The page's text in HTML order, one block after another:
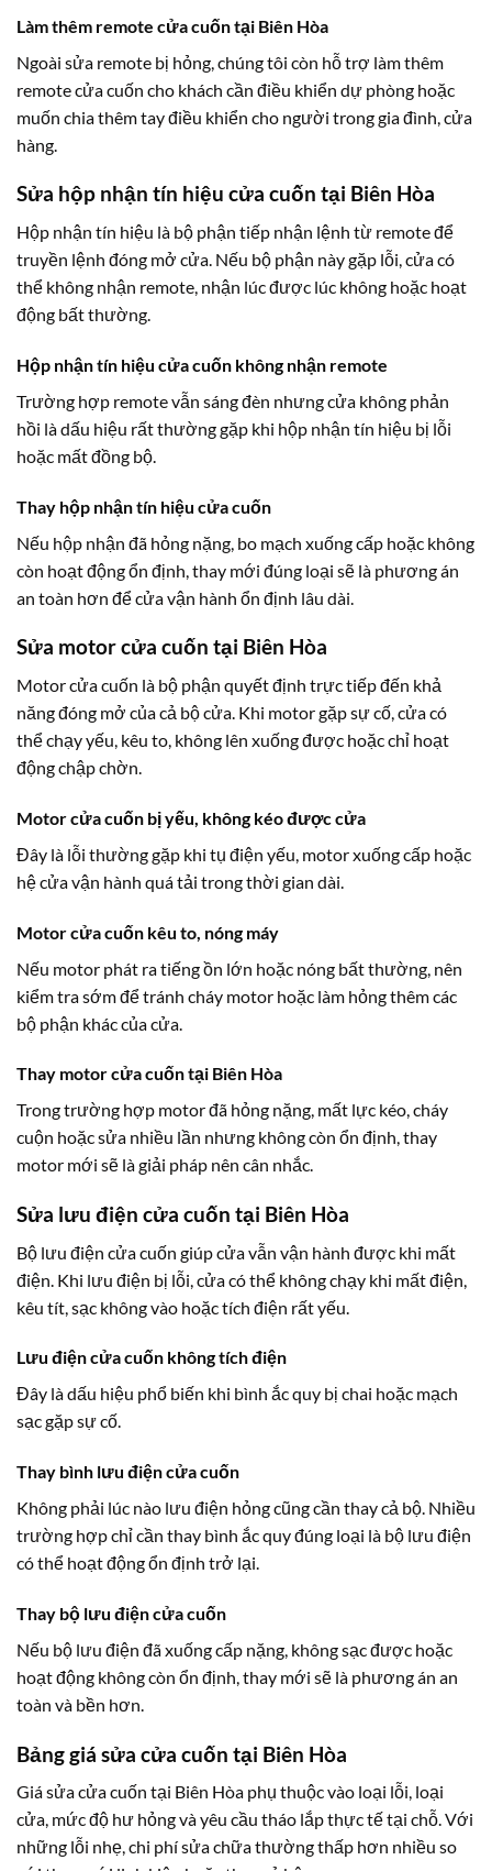
Làm thêm remote cửa cuốn tại Biên Hòa
Ngoài sửa remote bị hỏng, chúng tôi còn hỗ trợ làm thêm
remote cửa cuốn cho khách cần điều khiển dự phòng hoặc
muốn chia thêm tay điều khiển cho người trong gia đình, cửa
hàng.
Sửa hộp nhận tín hiệu cửa cuốn tại Biên Hòa
Hộp nhận tín hiệu là bộ phận tiếp nhận lệnh từ remote để
truyền lệnh đóng mở cửa. Nếu bộ phận này gặp lỗi, cửa có
thể không nhận remote, nhận lúc được lúc không hoặc hoạt
động bất thường.
Hộp nhận tín hiệu cửa cuốn không nhận remote
Trường hợp remote vẫn sáng đèn nhưng cửa không phản
hồi là dấu hiệu rất thường gặp khi hộp nhận tín hiệu bị lỗi
hoặc mất đồng bộ.
Thay hộp nhận tín hiệu cửa cuốn
Nếu hộp nhận đã hỏng nặng, bo mạch xuống cấp hoặc không
còn hoạt động ổn định, thay mới đúng loại sẽ là phương án
an toàn hơn để cửa vận hành ổn định lâu dài.
Sửa motor cửa cuốn tại Biên Hòa
Motor cửa cuốn là bộ phận quyết định trực tiếp đến khả
năng đóng mở của cả bộ cửa. Khi motor gặp sự cố, cửa có
thể chạy yếu, kêu to, không lên xuống được hoặc chỉ hoạt
động chập chờn.
Motor cửa cuốn bị yếu, không kéo được cửa
Đây là lỗi thường gặp khi tụ điện yếu, motor xuống cấp hoặc
hệ cửa vận hành quá tải trong thời gian dài.
Motor cửa cuốn kêu to, nóng máy
Nếu motor phát ra tiếng ồn lớn hoặc nóng bất thường, nên
kiểm tra sớm để tránh cháy motor hoặc làm hỏng thêm các
bộ phận khác của cửa.
Thay motor cửa cuốn tại Biên Hòa
Trong trường hợp motor đã hỏng nặng, mất lực kéo, cháy
cuộn hoặc sửa nhiều lần nhưng không còn ổn định, thay
motor mới sẽ là giải pháp nên cân nhắc.
Sửa lưu điện cửa cuốn tại Biên Hòa
Bộ lưu điện cửa cuốn giúp cửa vẫn vận hành được khi mất
điện. Khi lưu điện bị lỗi, cửa có thể không chạy khi mất điện,
kêu tít, sạc không vào hoặc tích điện rất yếu.
Lưu điện cửa cuốn không tích điện
Đây là dấu hiệu phổ biến khi bình ắc quy bị chai hoặc mạch
sạc gặp sự cố.
Thay bình lưu điện cửa cuốn
Không phải lúc nào lưu điện hỏng cũng cần thay cả bộ. Nhiều
trường hợp chỉ cần thay bình ắc quy đúng loại là bộ lưu điện
có thể hoạt động ổn định trở lại.
Thay bộ lưu điện cửa cuốn
Nếu bộ lưu điện đã xuống cấp nặng, không sạc được hoặc
hoạt động không còn ổn định, thay mới sẽ là phương án an
toàn và bền hơn.
Bảng giá sửa cửa cuốn tại Biên Hòa
Giá sửa cửa cuốn tại Biên Hòa phụ thuộc vào loại lỗi, loại
cửa, mức độ hư hỏng và yêu cầu tháo lắp thực tế tại chỗ. Với
những lỗi nhẹ, chi phí sửa chữa thường thấp hơn nhiều so